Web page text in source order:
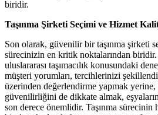
biridir.
Taşınma Şirketi Seçimi ve Hizmet
Son olarak, güvenilir bir taşınma şirketi
sürecinizin en kritik noktalarından
uluslararası taşımacılık konusundaki
müşteri yorumları, tercihlerinizi
üzerinden değerlendirme yapmak yerine,
güvenilirliğini de dikkate almak,
son derece önemlidir. Taşınma sürecinin